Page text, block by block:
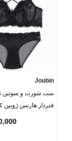
Joubin
ست شورت و سوتین
630,000